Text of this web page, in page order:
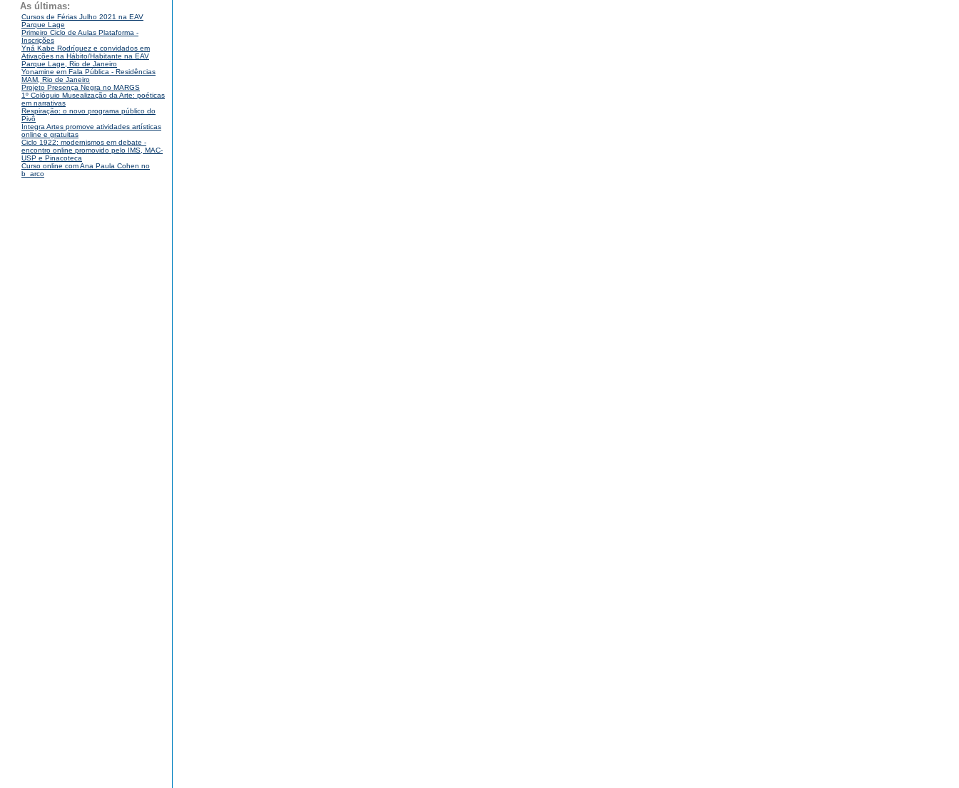
As últimas:
Cursos de Férias Julho 2021 na EAV
Parque Lage
Primeiro Ciclo de Aulas Plataforma -
Inscrições
Yná Kabe Rodríguez e convidados em
Ativações na Hábito/Habitante na EAV
Parque Lage, Rio de Janeiro
Yonamine em Fala Pública - Residências
MAM, Rio de Janeiro
Projeto Presença Negra no MARGS
1º Colóquio Musealização da Arte: poéticas
em narrativas
Respiração: o novo programa público do
Pivô
Integra Artes promove atividades artísticas
online e gratuitas
Ciclo 1922: modernismos em debate -
encontro online promovido pelo IMS, MAC-
USP e Pinacoteca
Curso online com Ana Paula Cohen no
b_arco